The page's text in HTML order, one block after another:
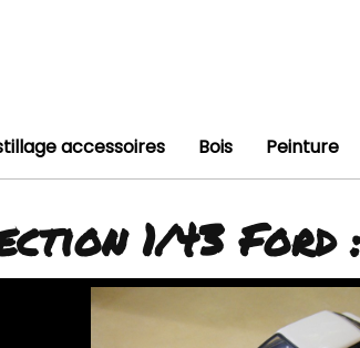
accessoires Bois Peinture
1/43 Ford